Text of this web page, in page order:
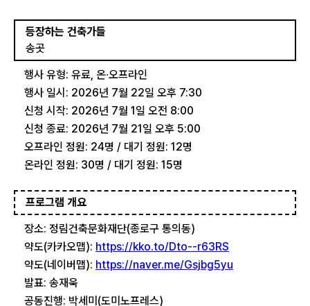
등장하는 건축가들
송곳
행사 유형: 유료, 온∙오프라인
행사 일시: 2026년 7월 22일 오후 7:30
신청 시작: 2026년 7월 1일 오전 8:00
신청 종료: 2026년 7월 21일 오후 5:00
오프라인 정원: 24명 / 대기 정원: 12명
온라인 정원: 30명 / 대기 정원: 15명
프로그램 개요
장소: 정림건축문화재단(종로구 통의동)
약도(카카오맵): https://kko.to/Dto--r63RS
약도(네이버맵): https://naver.me/Gsjbg5yu
발표: 송재욱
공동진행: 박세미(도미노프레스)